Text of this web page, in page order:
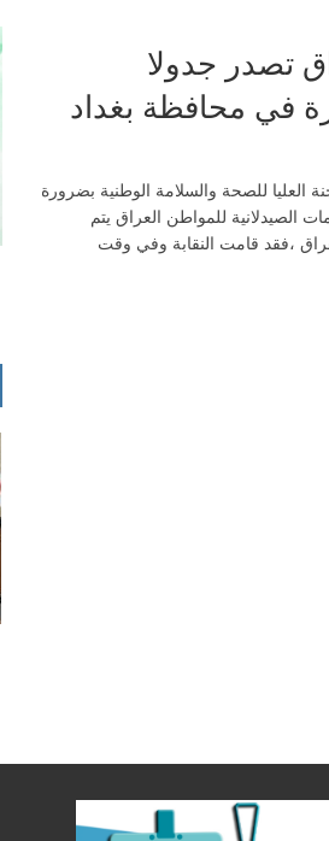
تصدر جدولا
في محافظة بغداد
العليا للصحة والسلامة الوطنية بضرورة
الصيدلانية للمواطن العراق يتم
،فقد قامت النقابة وفي وقت